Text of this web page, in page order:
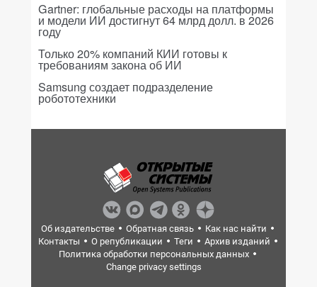
Gartner: глобальные расходы на платформы
и модели ИИ достигнут 64 млрд долл. в 2026
году
Только 20% компаний КИИ готовы к
требованиям закона об ИИ
Samsung создает подразделение
робототехники
Об издательстве Обратная связь
Как нас найти
Контакты
О републикации Теги
Архив изданий
Политика обработки персональных данных
Change privacy settings